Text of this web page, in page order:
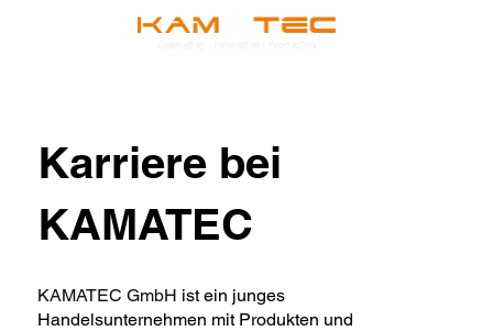
Karriere bei
KAMATEC
KAMATEC GmbH ist ein junges
Handelsunternehmen mit Produkten und